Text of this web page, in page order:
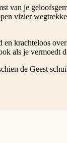
van je
vizier
krachteloos
als je vermoedt
de Geest